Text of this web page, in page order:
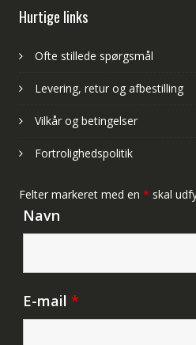
Hurtige links
Ofte stillede spørgsmål
Levering, retur og afbestilling
Vilkår og betingelser
Fortrolighedspolitik
Felter markeret med en * skal
Navn
E-mail *